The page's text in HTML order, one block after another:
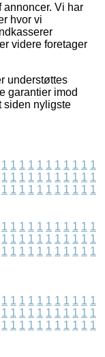
Vi har
hvor vi
videre foretager
understøttes
garantier imod
siden nyligste
1 1 1 1 1 1 1 1 1 1 1
1 1 1 1 1 1 1 1 1 1 1
1 1 1 1 1 1 1 1 1 1 1
1 1 1 1 1 1 1 1 1 1 1
1 1 1 1 1 1 1 1 1 1 1
1 1 1 1 1 1 1 1 1 1 1
1 1 1 1 1 1 1 1 1 1 1
1 1 1 1 1 1 1 1 1 1 1
1 1 1 1 1 1 1 1 1 1 1